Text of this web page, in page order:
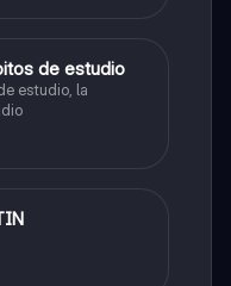
de estudio
estudio, la